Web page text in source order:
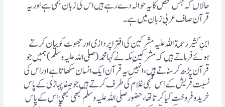
حالاں کہ جس شخص کا یہ حوالہ دے رہے ہیں اس کی زبان عجمی ہے اوریہ
قرآن صاف عربی زبان میں ہے۔
ابنِ کثیر رحمة اللہ علیہ مشرکین کی افترا پر دازی اورجھوٹ کو بیان کرتے
ہوئے فرماتے ہیں کہ مشرکینِ مکہ نے کہا محمد (صلی اللہ علیہ وسلم ) ہمیں جو
قرآن پڑھ کر سناتے ہیں ، انہیں یہ قرآن ایک انسان سکھا تا ہے اوراس کی
نسبت قریش کے اس عمجی غلام کی طرف کرتے ہیں جو صفا پہاڑی کے پاس
خرید وفروخت کیا کرتا تھا، حضور صلی اللہ علیہ وسلم کبھی کبھی اس کے پاس